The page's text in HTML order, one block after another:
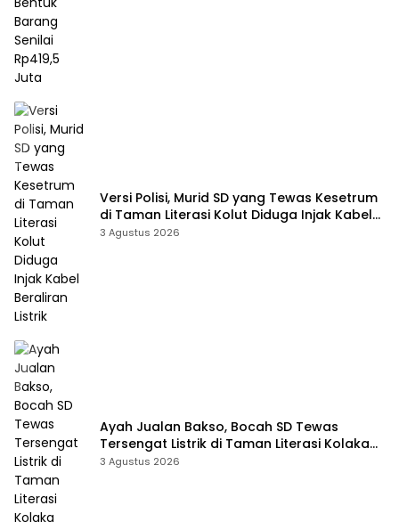
Versi Polisi, Murid SD yang Tewas Kesetrum
di Taman Literasi Kolut Diduga Injak Kabel
Beraliran Listrik
3 Agustus 2026
Ayah Jualan Bakso, Bocah SD Tewas
Tersengat Listrik di Taman Literasi Kolaka
Utara
3 Agustus 2026